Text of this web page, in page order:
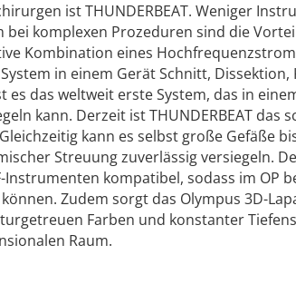
ist THUNDERBEAT. Weniger
komplexen Prozeduren sind die
Kombination eines
in einem Gerät Schnitt, Dissektion,
es das weltweit erste System, das in
kann. Derzeit ist THUNDERBEAT das
kann es selbst große Gefäße
Streuung zuverlässig versiegeln.
kompatibel, sodass im OP
Zudem sorgt das Olympus 3D-
Farben und konstanter
Raum.